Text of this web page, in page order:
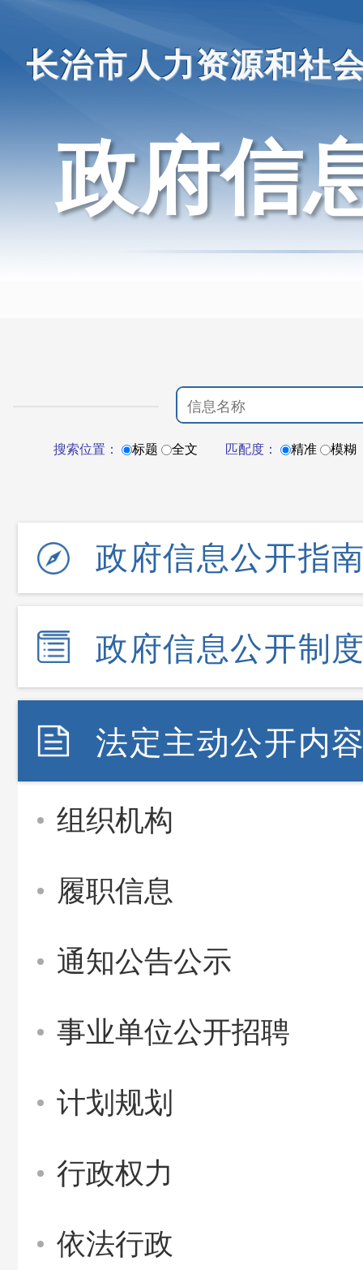
长治市人力资源和社
政府信
搜索位置： 标题 全文 匹配度： 精准 模糊
政府信息公开指
政府信息公开制
法定主动公开内
组织机构
履职信息
通知公告公示
事业单位公开招聘
计划规划
行政权力
依法行政